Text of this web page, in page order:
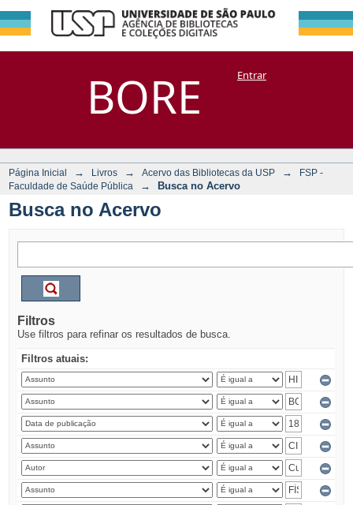
BORE
Busca no Acervo
DSpace/Manakin + CoriscoEntrar
Página Inicial → Livros → Acervo das Bibliotecas da USP →
FSP -
Faculdade de Saúde Pública
→ Busca no Acervo
Busca no Acervo
Filtros
Use filtros para refinar os resultados de busca.
Filtros atuais: